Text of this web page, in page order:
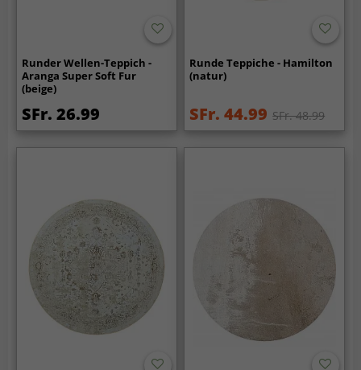
Runder Wellen-Teppich -
Aranga Super Soft Fur
(beige)
SFr. 26.99
Runde Teppiche - Hamilton
(natur)
SFr. 44.99 SFr. 48.99